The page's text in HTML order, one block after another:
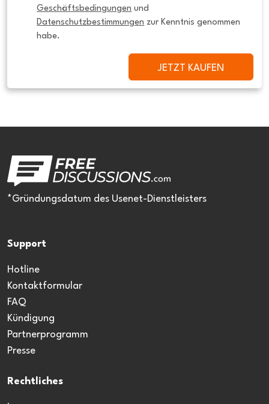
Geschäftsbedingungen
Datenschutzbestimmungen zur Kenntnis genommen
habe.
JETZT KAUFEN
*Gründungsdatum des Usenet-Dienstleisters
Support
Hotline
Kontaktformular
FAQ
Kündigung
Partnerprogramm
Presse
Rechtliches